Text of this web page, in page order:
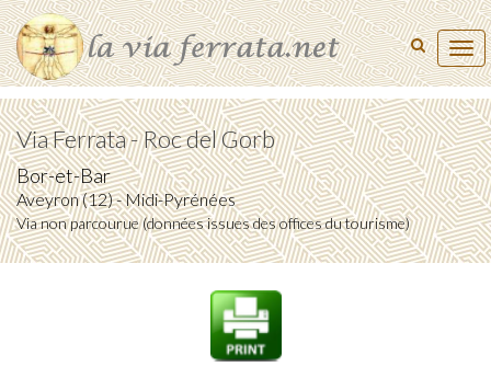
Via Ferrata - Roc del Gorb
Bor-et-Bar
Aveyron (12) - Midi-Pyrénées
Via non parcourue (données issues des offices du tourisme)